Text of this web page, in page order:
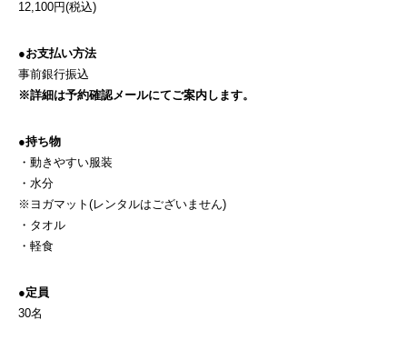
12,100円(税込)
●お支払い方法
事前銀行振込
※詳細は予約確認メールにてご案内します。
●持ち物
・動きやすい服装
・水分
※ヨガマット(レンタルはございません)
・タオル
・軽食
●定員
30名